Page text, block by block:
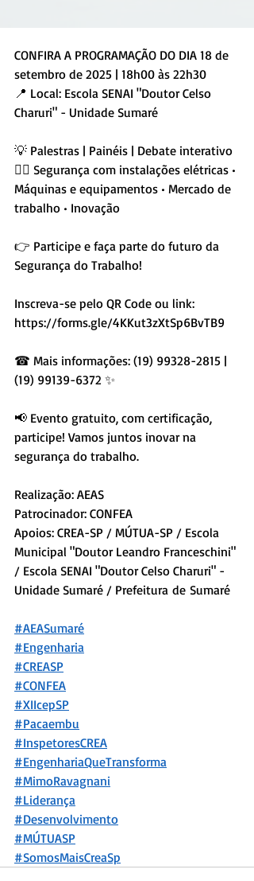
CONFIRA A PROGRAMAÇÃO DO DIA 18 de
setembro de 2025 | 18h00 às 22h30
📍 Local: Escola SENAI "Doutor Celso
Charuri" - Unidade Sumaré
💡 Palestras | Painéis | Debate interativo
👷‍♂ Segurança com instalações elétricas •
Máquinas e equipamentos • Mercado de
trabalho • Inovação
👉 Participe e faça parte do futuro da
Segurança do Trabalho!
Inscreva-se pelo QR Code ou link:
https://forms.gle/4KKut3zXtSp6BvTB9
☎ Mais informações: (19) 99328-2815 |
(19) 99139-6372 ✨
📢 Evento gratuito, com certificação,
participe! Vamos juntos inovar na
segurança do trabalho.
Realização: AEAS
Patrocinador: CONFEA
Apoios: CREA-SP / MÚTUA-SP / Escola
Municipal "Doutor Leandro Franceschini"
/ Escola SENAI "Doutor Celso Charuri" -
Unidade Sumaré / Prefeitura de Sumaré
#AEASumaré
#Engenharia
#CREASP
#CONFEA
#XIIcepSP
#Pacaembu
#InspetoresCREA
#EngenhariaQueTransforma
#MimoRavagnani
#Liderança
#Desenvolvimento
#MÚTUASP
#SomosMaisCreaSp